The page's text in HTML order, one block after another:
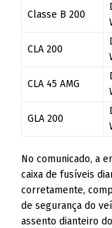
Classe B 200
CLA 200
CLA 45 AMG
GLA 200
No comunicado, a
caixa de fusíveis
corretamente,
de segurança do
assento dianteiro